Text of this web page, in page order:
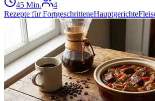
45 Min.
4
Rezepte für FortgeschritteneHauptgerichte